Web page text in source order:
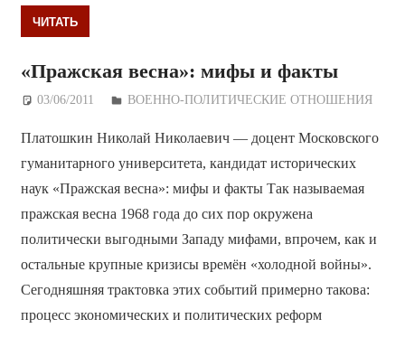
ЧИТАТЬ
«Пражская весна»: мифы и факты
03/06/2011 Дежурный по Редакции
ВОЕННО-ПОЛИТИЧЕСКИE ОТНОШЕНИЯ
Платошкин Николай Николаевич — доцент Московского
гуманитарного университета, кандидат исторических
наук «Пражская весна»: мифы и факты Так называемая
пражская весна 1968 года до сих пор окружена
политически выгодными Западу мифами, впрочем, как и
остальные крупные кризисы времён «холодной войны».
Сегодняшняя трактовка этих событий примерно такова:
процесс экономических и политических реформ